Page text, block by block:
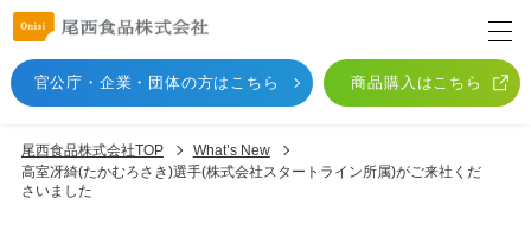
官公庁・企業・団体の方はこちら 商品購入はこちら
尾西食品株式会社TOP
What’s New
高室冴綺(たかむろさき)選手(株式会社スタートライン所属)がご来社くだ
さいました